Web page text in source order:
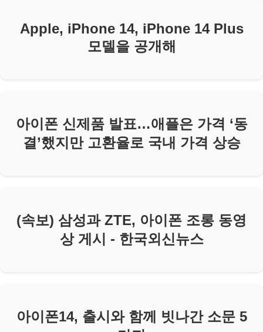
Apple, iPhone 14, iPhone 14 Plus
모델을 공개해
아이폰 신제품 발표…애플은 가격 ‘동
결’했지만 고환율로 국내 가격 상승
(속보) 삼성과 ZTE, 아이폰 조롱 동영
상 게시 - 한국외신뉴스
아이폰14, 출시와 함께 빗나간 소문 5